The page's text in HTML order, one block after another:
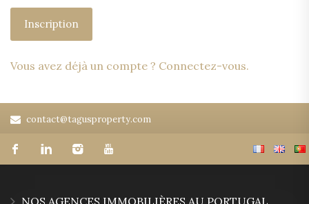
Vous avez déjà un compte ? Connectez-vous.
contact@tagusproperty.com
NOS AGENCES IMMOBILIÈRES AU PORTUGAL